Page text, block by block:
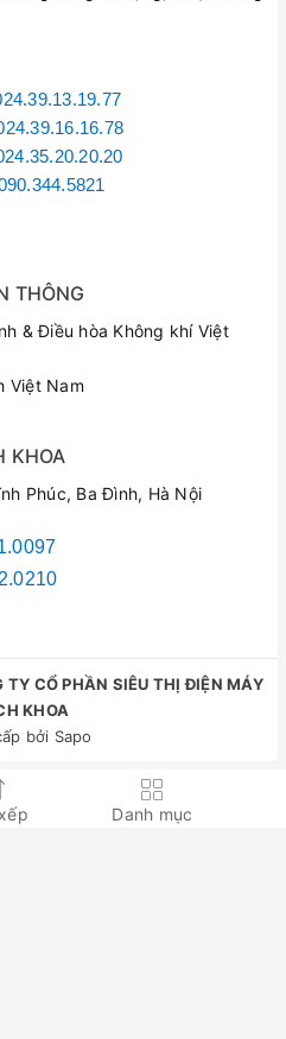
Danh mục
Láng Thượng, Quận Đống
THÔNG
& Điều hòa Không khí Việt
Nam
KHOA
TY CỔ PHẦN SIÊU THỊ ĐIỆN MÁY
KHOA